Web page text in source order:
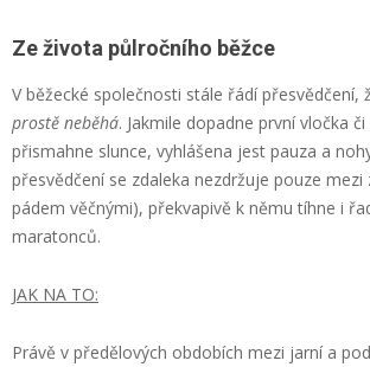
Ze života půlročního běžce
V běžecké společnosti stále řádí přesvědčení,
prostě neběhá. Jakmile dopadne první vločka
přismahne slunce, vyhlášena jest pauza a
přesvědčení se zdaleka nezdržuje pouze mezi
pádem věčnými), překvapivě k němu tíhne i
maratonců.
JAK NA TO:
Právě v předělových obdobích mezi jarní a